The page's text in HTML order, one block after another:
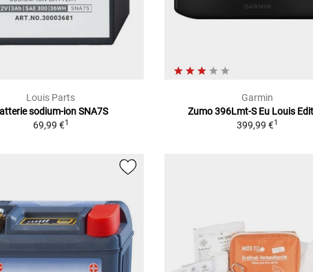
Louis Parts
sodium-ion SNA7S
69,99 €1
Garmin
Zumo 396Lmt-S Eu Louis
399,99 €1